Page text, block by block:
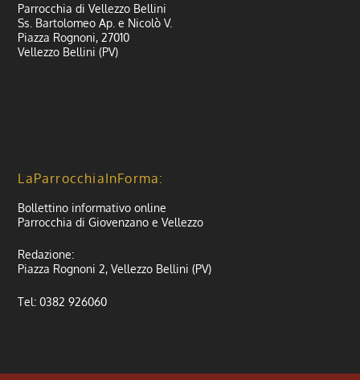
Parrocchia di Vellezzo Bellini
Ss. Bartolomeo Ap. e Nicolò V.
Piazza Rognoni, 27010
Vellezzo Bellini (PV)
LaParrocchiaInForma:
Bollettino informativo online
Parrocchia di Giovenzano e Vellezzo
Redazione:
Piazza Rognoni 2, Vellezzo Bellini (PV)
Tel: 0382 926060